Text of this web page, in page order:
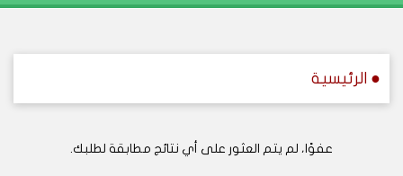
● الرئيسية
عفوًا، لم يتم العثور على أي نتائج مطابقة لطلبك.